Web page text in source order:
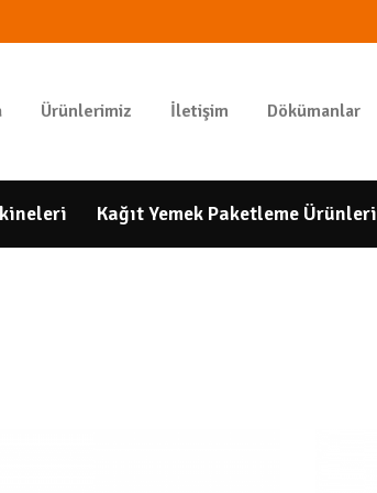
Ürünlerimiz İletişim Dökümanlar
Kağıt Yemek Paketleme Ürünleri
GIDAPAKETI